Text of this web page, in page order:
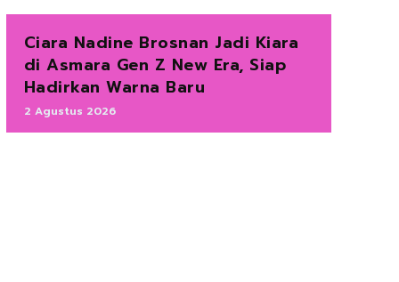
Ciara Nadine Brosnan Jadi Kiara
di Asmara Gen Z New Era, Siap
Hadirkan Warna Baru
2 Agustus 2026